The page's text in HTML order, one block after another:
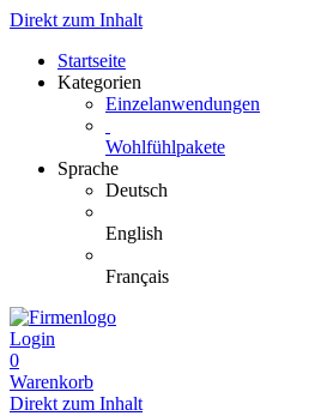
Direkt zum Inhalt
Startseite
Kategorien
Einzelanwendungen
Wohlfühlpakete
Sprache
Deutsch
English
Français
Login
0
Warenkorb
Direkt zum Inhalt